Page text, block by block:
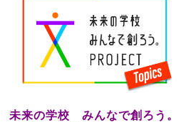
未来の学校 みんなで創ろう。